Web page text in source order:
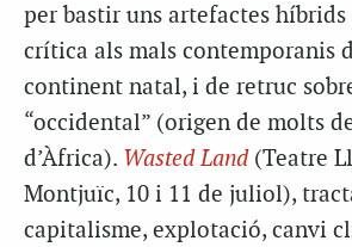
per bastir uns artefactes
crítica als mals contemporanis
continent natal, i de retruc
“occidental” (origen de molts
d’Àfrica). Wasted Land (Teatre
Montjuïc, 10 i 11 de juliol),
capitalisme, explotació, canvi